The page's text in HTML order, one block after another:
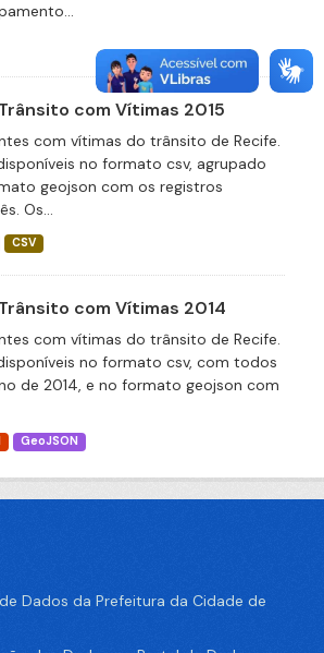
com Vítimas 2015
com vítimas do trânsito de Recife.
no formato csv, agrupado
geojson com os registros
Os...
CSV
com Vítimas 2014
com vítimas do trânsito de Recife.
no formato csv, com todos
de 2014, e no formato geojson com
GeoJSON
Dados da Prefeitura da Cidade de